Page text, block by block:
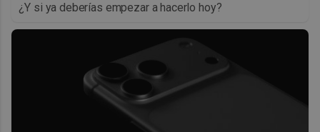
¿Y si ya deberías empezar a hacerlo hoy?